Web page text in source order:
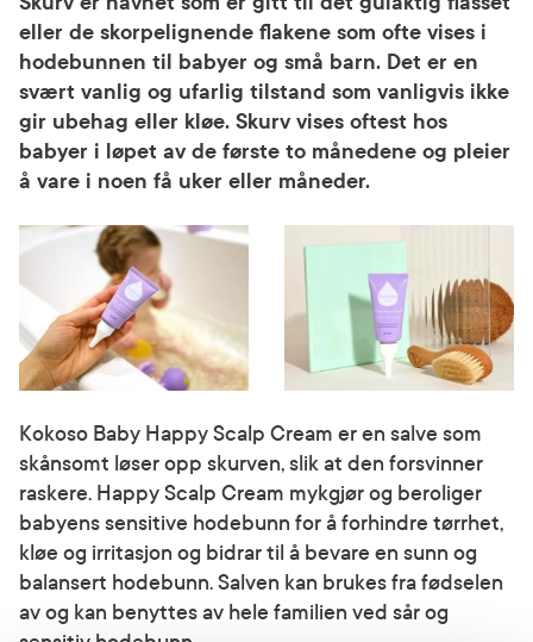
eller de skorpelignende flakene som ofte vises i
hodebunnen til babyer og små barn. Det er en
svært vanlig og ufarlig tilstand som vanligvis ikke
gir ubehag eller kløe. Skurv vises oftest hos
babyer i løpet av de første to månedene og pleier
å vare i noen få uker eller måneder.
Kokoso Baby Happy Scalp Cream er en salve som
skånsomt løser opp skurven, slik at den forsvinner
raskere. Happy Scalp Cream mykgjør og beroliger
babyens sensitive hodebunn for å forhindre tørrhet,
kløe og irritasjon og bidrar til å bevare en sunn og
balansert hodebunn. Salven kan brukes fra fødselen
av og kan benyttes av hele familien ved sår og